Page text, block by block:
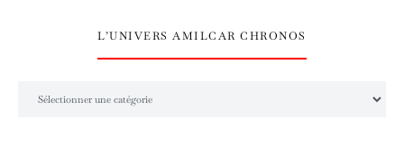
L’UNIVERS AMILCAR CHRONOS